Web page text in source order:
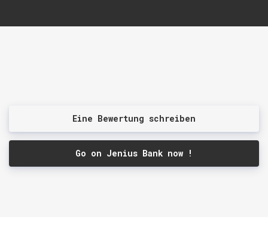
Eine Bewertung schreiben
Go on Jenius Bank now !